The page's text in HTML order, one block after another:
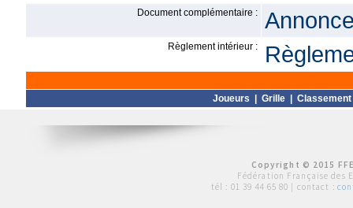
Document complémentaire :
Règlement intérieur :
Joueurs Grille Classement
Copyright © 2015
Fédération Française des
tél : 01 39 44 65 80 | contact :